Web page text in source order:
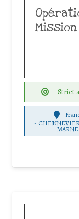
Strict
-
MARNE